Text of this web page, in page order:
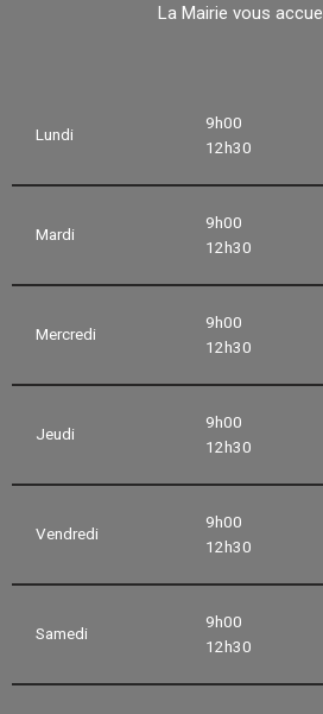
La Mairie vous
Lundi
9h00
12h30
Mardi
9h00
12h30
Mercredi
9h00
12h30
Jeudi
9h00
12h30
Vendredi
9h00
12h30
Samedi
9h00
12h30